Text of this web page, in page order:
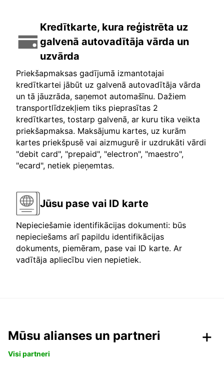
Kredītkarte, kura reģistrēta uz
galvenā autovadītāja vārda un
uzvārda
Priekšapmaksas gadījumā izmantotajai
kredītkartei jābūt uz galvenā autovadītāja vārda
un tā jāuzrāda, saņemot automašīnu. Dažiem
transportlīdzekļiem tiks pieprasītas 2
kredītkartes, tostarp galvenā, ar kuru tika veikta
priekšapmaksa. Maksājumu kartes, uz kurām
kartes priekšpusē vai aizmugurē ir uzdrukāti vārdi
"debit card", "prepaid", "electron", "maestro",
"ecard", netiek pieņemtas.
Jūsu pase vai ID karte
Nepieciešamie identifikācijas dokumenti: būs
nepieciešams arī papildu identifikācijas
dokuments, piemēram, pase vai ID karte. Ar
vadītāja apliecību vien nepietiek.
Mūsu alianses un partneri
Visi partneri